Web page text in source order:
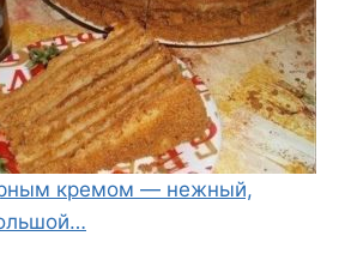
кремом — нежный,